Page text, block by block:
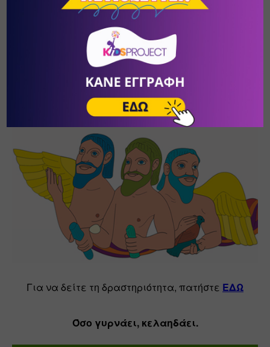
Για να δείτε τη δραστηριότητα, πατήστε
Τρία σώματα, πόσα χρώματα;
Για να δείτε τη δραστηριότητα, πατήστε ΕΔΩ
Όσο γυρνάει, κελαηδάει.